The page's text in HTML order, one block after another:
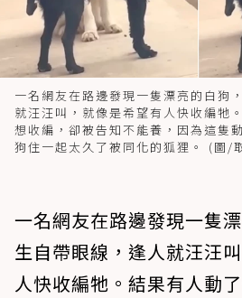
一名網友在路邊發現一隻漂亮的白狗
就汪汪叫，就像是希望有人快收編牠
想收編，卻被告知不能養，因為這隻
狗住一起太久了被同化的狐狸。 (圖/
一名網友在路邊發現一隻
生自帶眼線，逢人就汪汪
人快收編牠。結果有人動